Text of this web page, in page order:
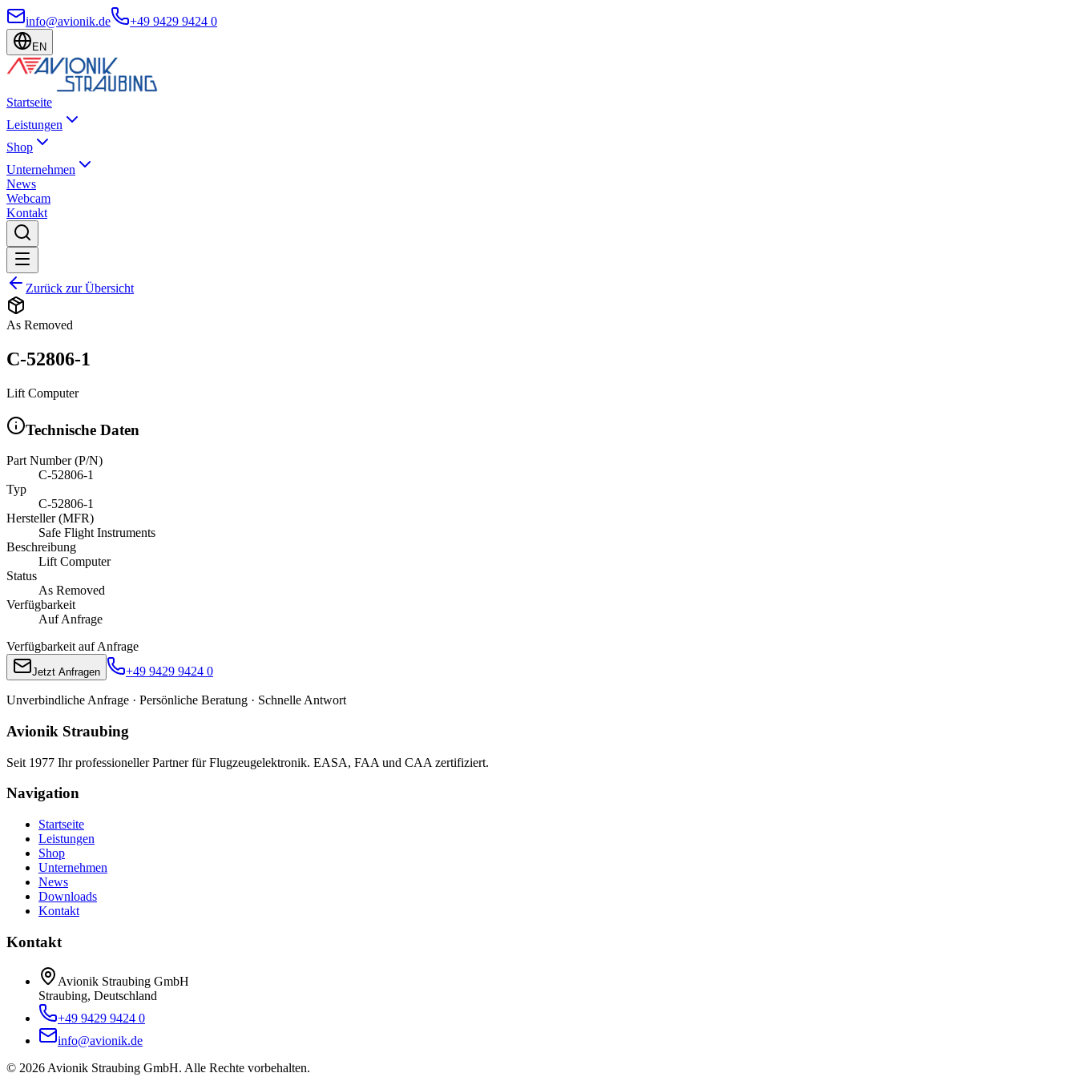
info@avionik.de +49 9429 9424 0
EN
Startseite
Leistungen
Shop
Unternehmen
News
Webcam
Kontakt
Zurück zur Übersicht
As Removed
C-52806-1
Lift Computer
Technische Daten
Part Number (P/N)
C-52806-1
Typ
C-52806-1
Hersteller (MFR)
Safe Flight Instruments
Beschreibung
Lift Computer
Status
As Removed
Verfügbarkeit
Auf Anfrage
Verfügbarkeit auf Anfrage
Jetzt Anfragen +49 9429 9424 0
Unverbindliche Anfrage · Persönliche Beratung · Schnelle Antwort
Avionik Straubing
Seit 1977 Ihr professioneller Partner für Flugzeugelektronik. EASA, FAA und CAA zertifiziert.
Navigation
Startseite
Leistungen
Shop
Unternehmen
News
Downloads
Kontakt
Kontakt
Avionik Straubing GmbH
Straubing, Deutschland
+49 9429 9424 0
info@avionik.de
© 2026 Avionik Straubing GmbH. Alle Rechte vorbehalten.